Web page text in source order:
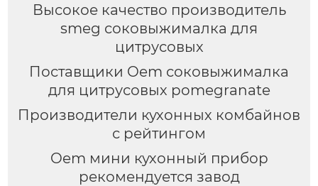
Высокое качество производитель
smeg соковыжималка для
цитрусовых
Поставщики Oem соковыжималка
для цитрусовых pomegranate
Производители кухонных комбайнов
с рейтингом
Oem мини кухонный прибор
рекомендуется завод